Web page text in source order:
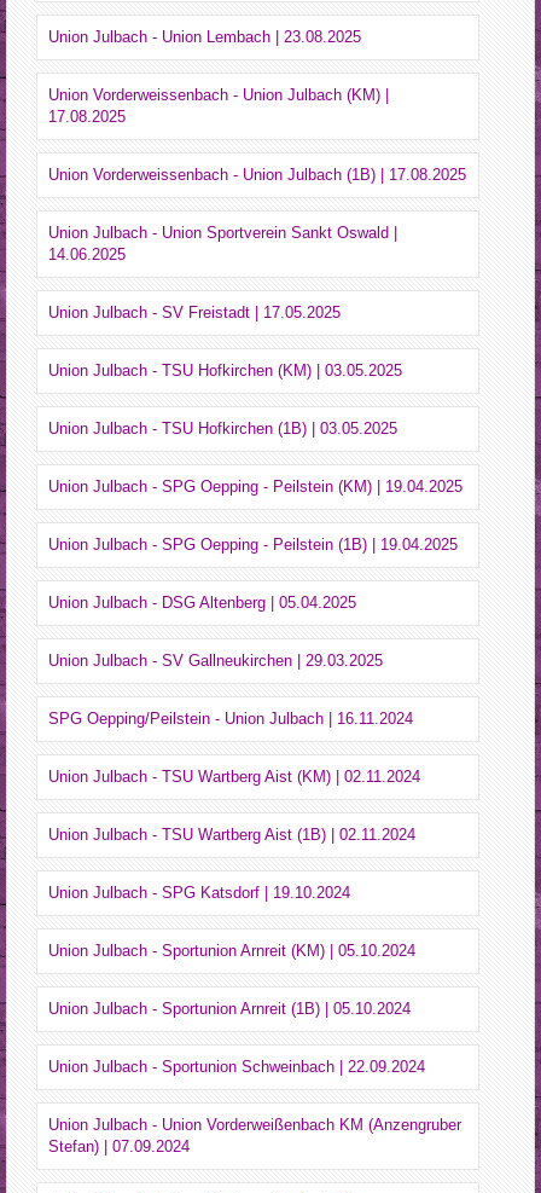
Union Julbach - Union Lembach | 23.08.2025
Union Vorderweissenbach - Union Julbach (KM) |
17.08.2025
Union Vorderweissenbach - Union Julbach (1B) | 17.08.2025
Union Julbach - Union Sportverein Sankt Oswald |
14.06.2025
Union Julbach - SV Freistadt | 17.05.2025
Union Julbach - TSU Hofkirchen (KM) | 03.05.2025
Union Julbach - TSU Hofkirchen (1B) | 03.05.2025
Union Julbach - SPG Oepping - Peilstein (KM) | 19.04.2025
Union Julbach - SPG Oepping - Peilstein (1B) | 19.04.2025
Union Julbach - DSG Altenberg | 05.04.2025
Union Julbach - SV Gallneukirchen | 29.03.2025
SPG Oepping/Peilstein - Union Julbach | 16.11.2024
Union Julbach - TSU Wartberg Aist (KM) | 02.11.2024
Union Julbach - TSU Wartberg Aist (1B) | 02.11.2024
Union Julbach - SPG Katsdorf | 19.10.2024
Union Julbach - Sportunion Arnreit (KM) | 05.10.2024
Union Julbach - Sportunion Arnreit (1B) | 05.10.2024
Union Julbach - Sportunion Schweinbach | 22.09.2024
Union Julbach - Union Vorderweißenbach KM (Anzengruber
Stefan) | 07.09.2024